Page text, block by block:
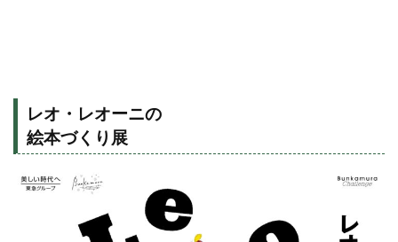
レオ・レオーニの
絵本づくり展